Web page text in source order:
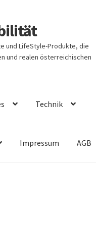
und LifeStyle-Produkte, die
und realen österreichischen
Technik
Impressum AGB